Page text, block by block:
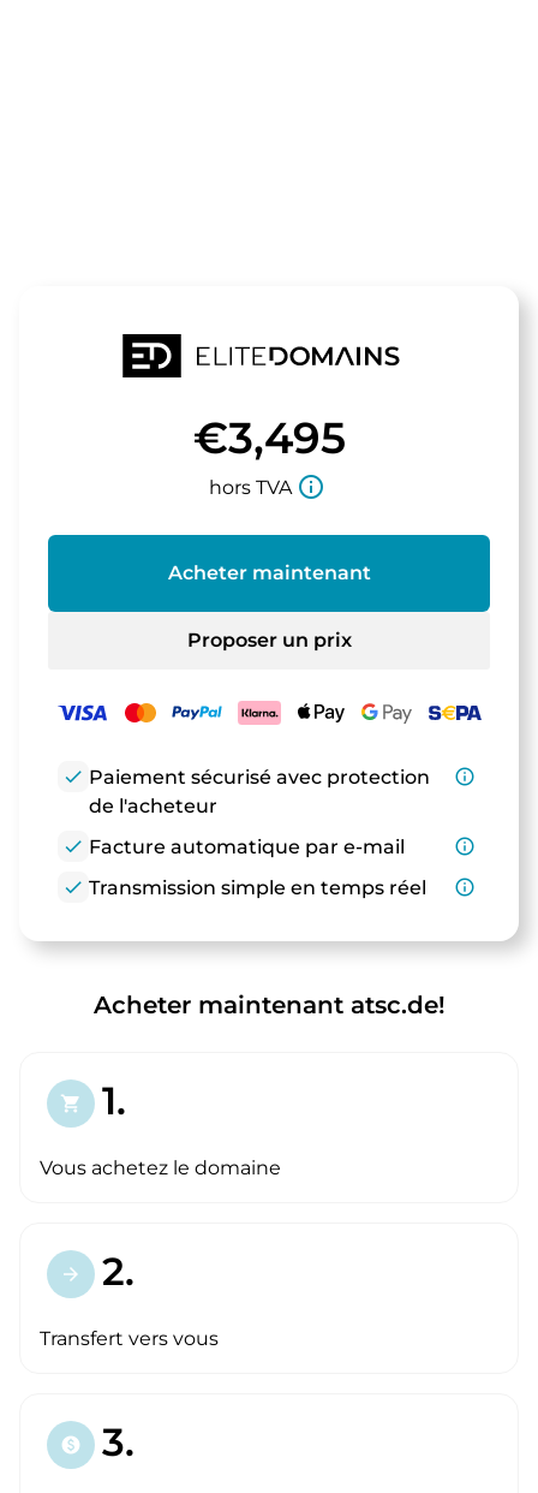
€3,495
hors TVA info_outline
Acheter maintenant
Proposer un prix
check Paiement sécurisé avec protection
de l'acheteur
info_outline
check Facture automatique par e-mail
info_outline
check Transmission simple en temps réel info_outline
Acheter maintenant atsc.de!
shopping_cart 1.
Vous achetez le domaine
arrow_forward 2.
Transfert vers vous
paid 3.